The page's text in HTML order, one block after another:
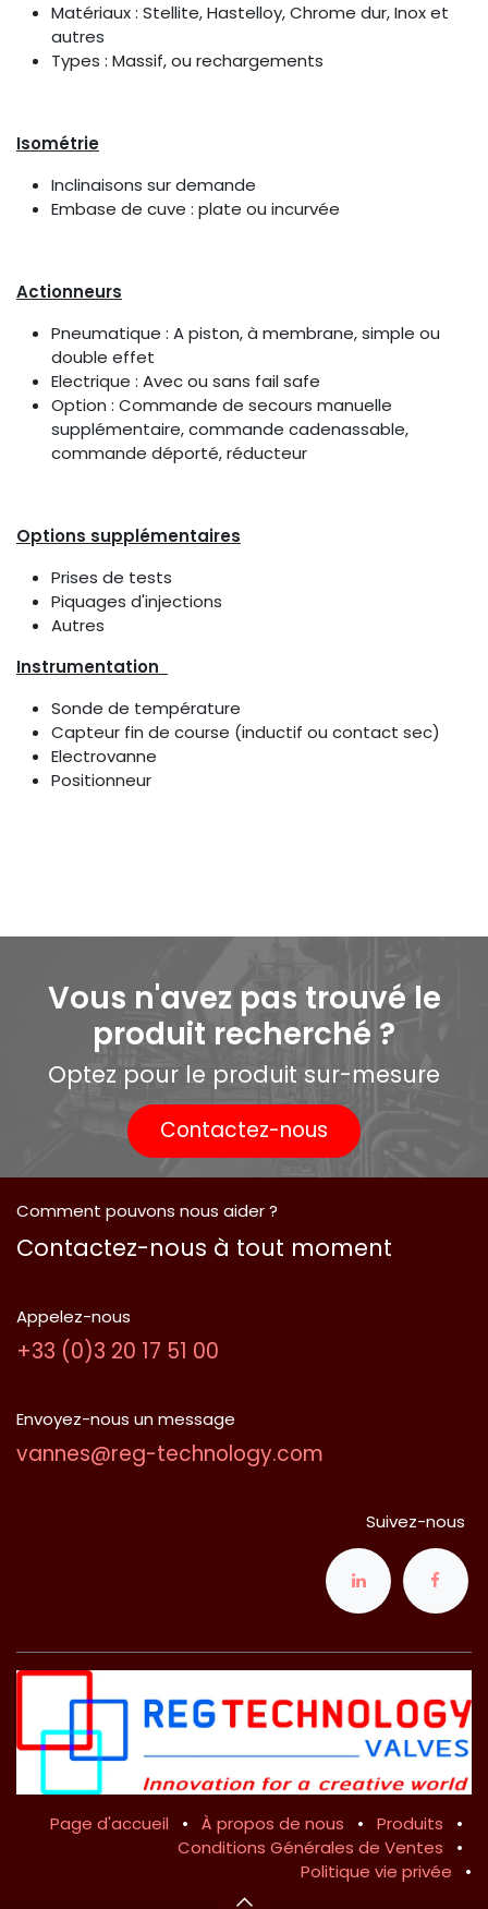
Matériaux : Stellite, Hastelloy, Chrome dur, Inox et
autres
Types : Massif, ou rechargements
Isométrie
Inclinaisons sur demande
Embase de cuve : plate ou incurvée
Actionneurs
Pneumatique : A piston, à membrane, simple ou
double effet
Electrique : Avec ou sans fail safe
Option : Commande de secours manuelle
supplémentaire, commande cadenassable,
commande déporté, réducteur
Options supplémentaires
Prises de tests
Piquages d'injections
Autres
Instrumentation
Sonde de température
Capteur fin de course (inductif ou contact sec)
Electrovanne
Positionneur
Vous n'avez pas trouvé le
produit recherché ?
Optez pour le produit sur-mesure
Contactez-nous
Comment pouvons nous aider ?
Contactez-nous à tout moment
Appelez-nous
​+33 (0)​3 2​0​ 1​7 5​1 0​0
Envoyez-nous un message
vannes@reg-technology.com
Suivez-nous
Page d'accueil • À propos de nous • Produits
•
Conditions Générales de Ventes
•
Politique vie privée
•